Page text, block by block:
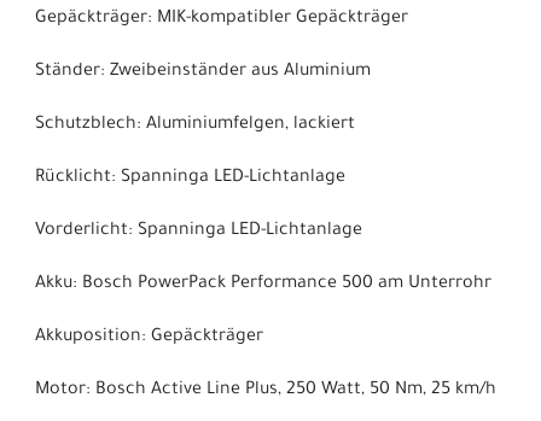
Gepäckträger: MIK-kompatibler Gepäckträger
Ständer: Zweibeinständer aus Aluminium
Schutzblech: Aluminiumfelgen, lackiert
Rücklicht: Spanninga LED-Lichtanlage
Vorderlicht: Spanninga LED-Lichtanlage
Akku: Bosch PowerPack Performance 500 am Unterrohr
Akkuposition: Gepäckträger
Motor: Bosch Active Line Plus, 250 Watt, 50 Nm, 25 km/h